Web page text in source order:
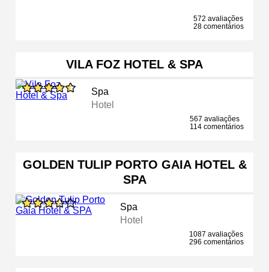
572 avaliações
28 comentários
VILA FOZ HOTEL & SPA
Spa
Hotel
567 avaliações
114 comentários
GOLDEN TULIP PORTO GAIA HOTEL &
SPA
Spa
Hotel
1087 avaliações
296 comentários